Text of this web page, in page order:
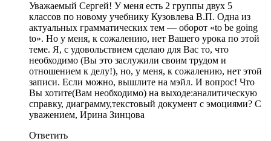
Уважаемый Сергей! У меня есть 2 группы двух 5
классов по новому учебнику Кузовлева В.П. Одна из
актуальных грамматических тем — оборот «to be going
to». Но у меня, к сожалению, нет Вашего урока по этой
теме. Я, с удовольствием сделаю для Вас то, что
необходимо (Вы это заслужили своим трудом и
отношением к делу!), но, у меня, к сожалению, нет этой
записи. Если можно, вышлите на мэйл. И вопрос! Что
Вы хотите(Вам необходимо) на выходе:аналитическую
справку, диаграмму,текстовый документ с эмоциями? С
уважением, Ирина Зинцова
Ответить